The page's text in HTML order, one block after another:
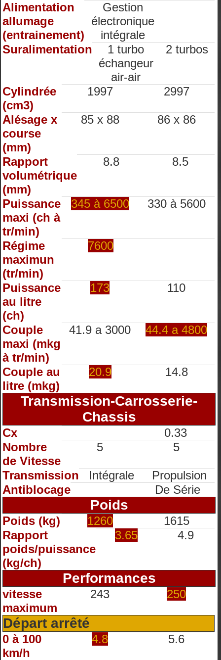
Alimentation
allumage
(entrainement)
Gestion
électronique
intégrale
Suralimentation
1 turbo
échangeur
air-air
2 turbos
Cylindrée
(cm3)
1997 2997
Alésage x
course
(mm)
85 x 88 86 x 86
Rapport
volumétrique
(mm)
8.8 8.5
Puissance
maxi (ch à
tr/min)
345 à 6500 330 à 5600
Régime
maximun
(tr/min)
7600
Puissance
au litre
(ch)
173 110
Couple
maxi (mkg
à tr/min)
41.9 a 3000 44.4 a 4800
Couple au
litre (mkg)
20.9 14.8
Transmission-Carrosserie-
Chassis
Cx
0.33
Nombre
de Vitesse
5 5
Transmission Intégrale
Propulsion
Antiblocage
De Série
Poids
Poids (kg) 1260
1615
Rapport
poids/puissance
(kg/ch)
3.65 4.9
Performances
vitesse
maximum
243 250
Départ arrêté
0 à 100
km/h
4.8 5.6